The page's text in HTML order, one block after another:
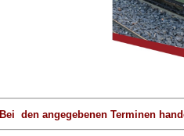
Bei den angegebenen Terminen